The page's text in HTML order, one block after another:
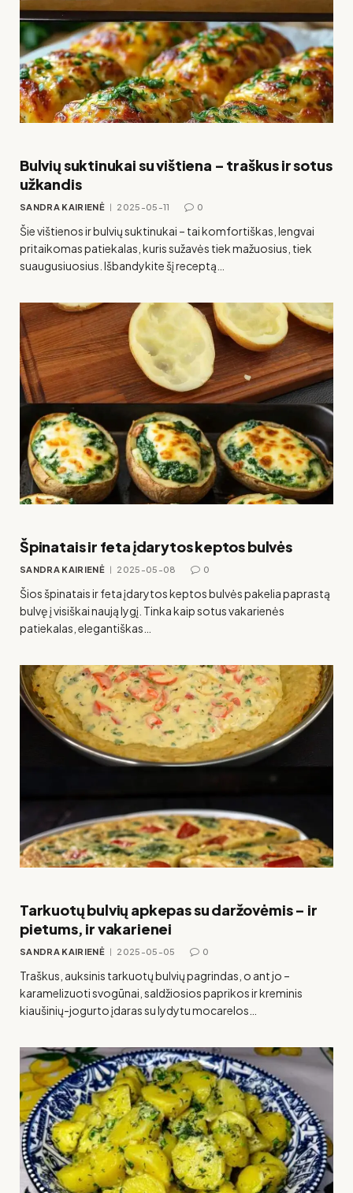
Bulvių suktinukai su vištiena – traškus ir sotus
užkandis
SANDRA KAIRIENĖ 2025-05-11 0
Šie vištienos ir bulvių suktinukai – tai komfortiškas, lengvai
pritaikomas patiekalas, kuris sužavės tiek mažuosius, tiek
suaugusiuosius. Išbandykite šį receptą…
Špinatais ir feta įdarytos keptos bulvės
SANDRA KAIRIENĖ 2025-05-08 0
Šios špinatais ir feta įdarytos keptos bulvės pakelia paprastą
bulvę į visiškai naują lygį. Tinka kaip sotus vakarienės
patiekalas, elegantiškas…
Tarkuotų bulvių apkepas su daržovėmis – ir
pietums, ir vakarienei
SANDRA KAIRIENĖ 2025-05-05 0
Traškus, auksinis tarkuotų bulvių pagrindas, o ant jo –
karamelizuoti svogūnai, saldžiosios paprikos ir kreminis
kiaušinių-jogurto įdaras su lydytu mocarelos…